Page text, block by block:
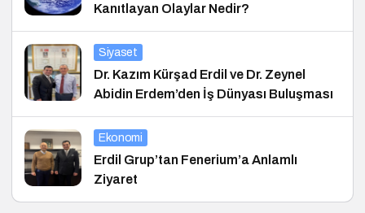
Kanıtlayan Olaylar Nedir?
Siyaset
Dr. Kazım Kürşad Erdil ve Dr. Zeynel
Abidin Erdem’den İş Dünyası Buluşması
Ekonomi
Erdil Grup’tan Fenerium’a Anlamlı
Ziyaret